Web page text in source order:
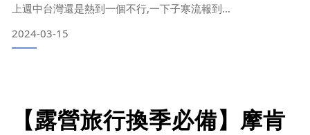
換季居家收納時，不可或缺
的小幫手 BY jaicyjy
上週中台灣還是熱到一個不行,一下子寒流報到
一冷起來家裡想得的棉被毛毯都必須拿出來
收納空間永遠都不夠的困擾,這次出國時被同團團友燒到的收納
2024-03-15
【露營旅行換季必備】摩肯